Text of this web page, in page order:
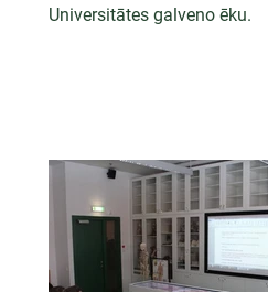
Universitātes galveno ēku.